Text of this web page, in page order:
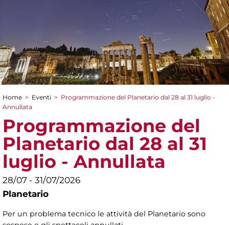
Tu sei qui
Home > Eventi > Programmazione del Planetario dal 28 al 31 luglio -
Annullata
Programmazione del
Planetario dal 28 al 31
luglio - Annullata
28/07 - 31/07/2026
Planetario
Per un problema tecnico le attività del Planetario sono